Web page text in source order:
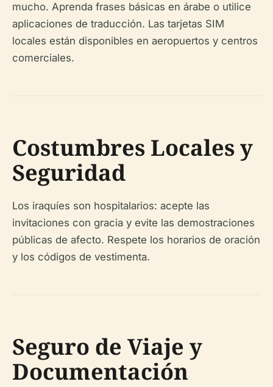
mucho. Aprenda frases básicas en árabe o utilice
aplicaciones de traducción. Las tarjetas SIM
locales están disponibles en aeropuertos y centros
comerciales.
Costumbres Locales y
Seguridad
Los iraquíes son hospitalarios: acepte las
invitaciones con gracia y evite las demostraciones
públicas de afecto. Respete los horarios de oración
y los códigos de vestimenta.
Seguro de Viaje y
Documentación